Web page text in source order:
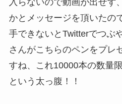
かとメッセージを頂いたの
手できないとTwitterでつぶ
さんがこちらのペンをプレ
すね、これ10000本の数量
という太っ腹！！